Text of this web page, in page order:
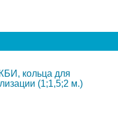
кольца для
(1;1,5;2 м.)